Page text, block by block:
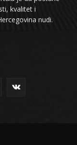
kvalitet i
nudi.